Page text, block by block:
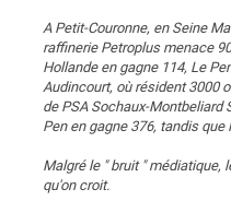
A Petit-Couronne, en Seine
raffinerie Petroplus menace
Hollande en gagne 114, Le
Audincourt, où résident 3000
de PSA Sochaux-Montbeliard
Pen en gagne 376, tandis
Malgré le " bruit "
qu'on croit.